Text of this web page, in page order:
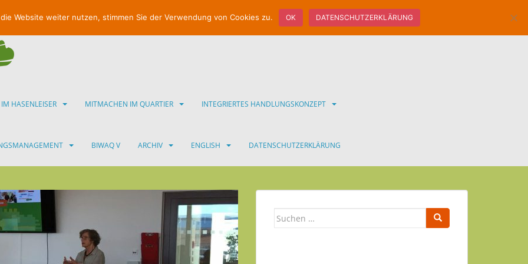
HASENLEISER MITMACHEN IM QUARTIER INTEGRIERTES HANDLUNGSKONZEPT
BIWAQ V ARCHIV ENGLISH DATENSCHUTZERKLÄRUNG
Suchen
Website weiter nutzen, stimmen Sie der Verwendung von Cookies zu. OK DATENSCHUTZERKLÄRUNG